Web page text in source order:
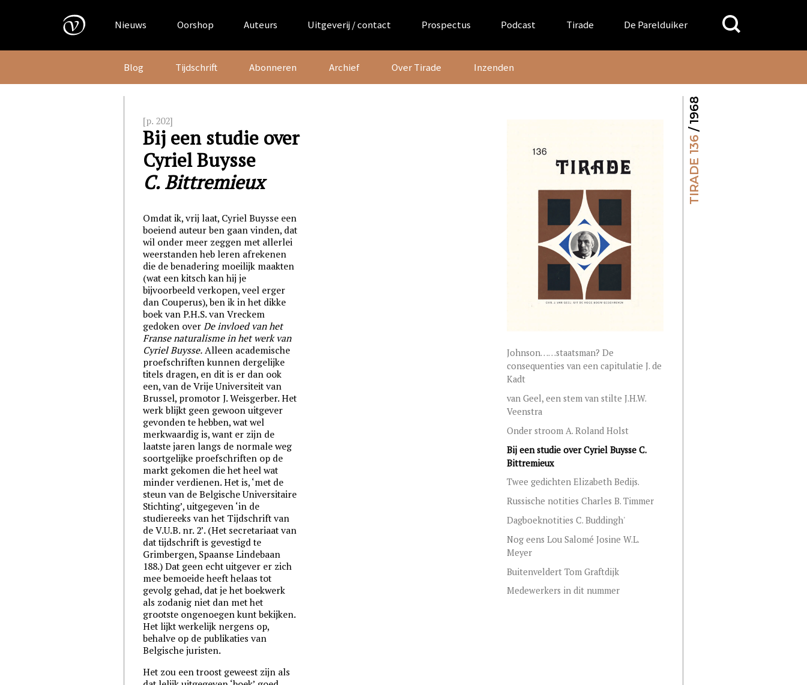
Nieuws Oorshop Auteurs Uitgeverij / contact Prospectus Podcast Tirade De Parelduiker
Search
for:
Blog Tijdschrift Abonneren Archief Over Tirade Inzenden
TIRADE 136
/ 1968
[p. 202]
Bij een studie over
Cyriel Buysse
C. Bittremieux
Omdat ik, vrij laat, Cyriel Buysse een
boeiend auteur ben gaan vinden, dat
wil onder meer zeggen met allerlei
weerstanden heb leren afrekenen
die de benadering moeilijk maakten
(wat een kitsch kan hij je
bijvoorbeeld verkopen, veel erger
dan Couperus), ben ik in het dikke
boek van P.H.S. van Vreckem
gedoken overDe invloed van het
Franse naturalisme in het werk van
Cyriel Buysse. Alleen academische
proefschriften kunnen dergelijke
titels dragen, en dit is er dan ook
een, van de Vrije Universiteit van
Brussel, promotor J. Weisgerber. Het
werk blijkt geen gewoon uitgever
gevonden te hebben, wat wel
merkwaardig is, want er zijn de
laatste jaren langs de normale weg
soortgelijke proefschriften op de
markt gekomen die het heel wat
minder verdienen. Het is, ‘met de
steun van de Belgische Universitaire
Stichting’, uitgegeven ‘in de
studiereeks van het Tijdschrift van
de V.U.B. nr. 2’. (Het secretariaat van
dat tijdschrift is gevestigd te
Grimbergen, Spaanse Lindebaan
188.) Dat geen echt uitgever er zich
mee bemoeide heeft helaas tot
gevolg gehad, dat je het boekwerk
als zodanig niet dan met het
grootste ongenoegen kunt bekijken.
Het lijkt werkelijk nergens op,
behalve op de publikaties van
Belgische juristen.
Het zou een troost geweest zijn als
Johnson……staatsman? De
consequenties van een capitulatie J. de
Kadt
van Geel, een stem van stilte J.H.W.
Veenstra
Onder stroom A. Roland Holst
Bij een studie over Cyriel Buysse C.
Bittremieux
Twee gedichten Elizabeth Bedijs.
Russische notities Charles B. Timmer
Dagboeknotities C. Buddingh'
Nog eens Lou Salomé Josine W.L.
Meyer
Buitenveldert Tom Graftdijk
Medewerkers in dit nummer